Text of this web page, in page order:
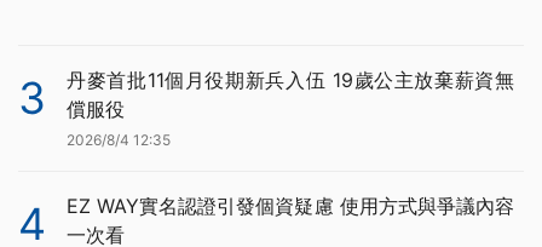
3
丹麥首批11個月役期新兵入伍 19歲公主放棄薪資無
償服役
2026/8/4 12:35
4
EZ WAY實名認證引發個資疑慮 使用方式與爭議內容
一次看